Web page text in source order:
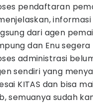
pendaftaran
dari agen
dan Enu
administrasi
sendiri yang
KITAS dan bisa
semuanya sudah